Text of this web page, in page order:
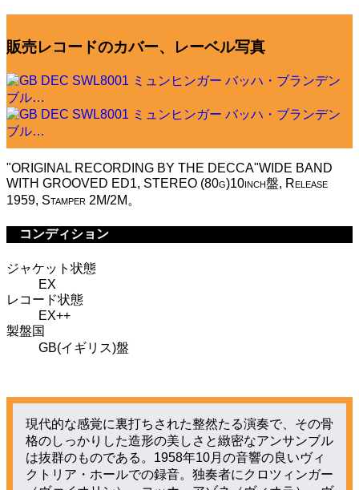
販売レコードのカバー、レーベル写真
"ORIGINAL RECORDING BY THE DECCA"WIDE BAND
WITH GROOVED ED1, STEREO (80g)10inch盤, Release
1959, Stamper 2M/2M。
コンディション
ジャケット状態
EX
レコード状態
EX++
製盤国
GB(イギリス)盤
現代的な感覚に裏打ちされた整然たる演奏で、その骨
格のしっかりした造形の美しさと緻密なアンサンブル
は抜群のものである。1958年10月の音響の良いヴィ
クトリア・ホールでの録音。独奏者にクロツィンガー